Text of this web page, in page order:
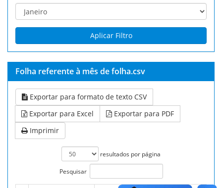
Aplicar Filtro
Folha referente à mês de folha.csv
Exportar para formato de texto CSV
Exportar para Excel
Exportar para PDF
Imprimir
resultados por página
Pesquisar